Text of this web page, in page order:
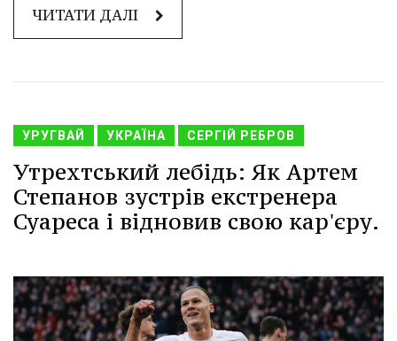
ЧИТАТИ ДАЛІ
УРУГВАЙ УКРАЇНА СЕРГІЙ РЕБРОВ
Утрехтський лебідь: Як Артем
Степанов зустрів екстренера
Суареса і відновив свою кар'єру.